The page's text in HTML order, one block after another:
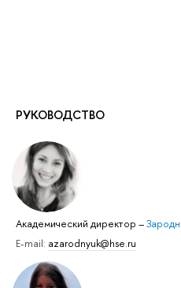
РУКОВОДСТВО
Академический директор –
E-mail: azarodnyuk@hse.ru